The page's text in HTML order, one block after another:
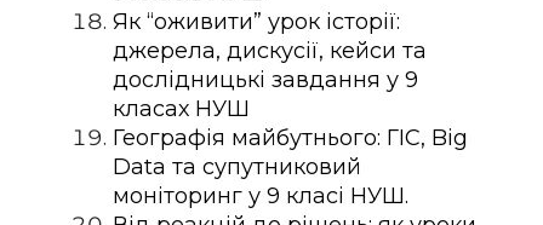
Як “оживити” урок історії:
джерела, дискусії, кейси та
дослідницькі завдання у 9
класах НУШ
Географія майбутнього: ГІС, Big
Data та супутниковий
моніторинг у 9 класі НУШ.